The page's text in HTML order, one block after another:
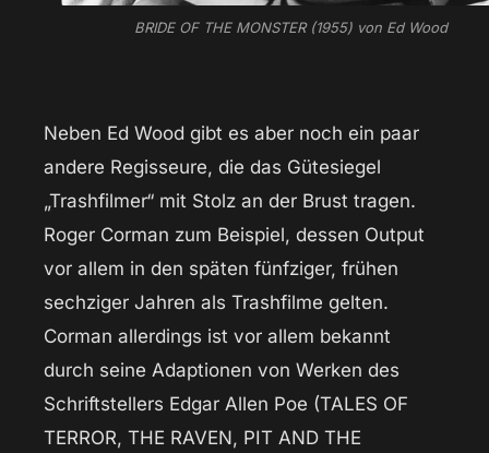
BRIDE OF THE MONSTER (1955) von Ed Wood
Neben Ed Wood gibt es aber noch ein paar
andere Regisseure, die das Gütesiegel
„Trashfilmer“ mit Stolz an der Brust tragen.
Roger Corman zum Beispiel, dessen Output
vor allem in den späten fünfziger, frühen
sechziger Jahren als Trashfilme gelten.
Corman allerdings ist vor allem bekannt
durch seine Adaptionen von Werken des
Schriftstellers Edgar Allen Poe (TALES OF
TERROR, THE RAVEN, PIT AND THE